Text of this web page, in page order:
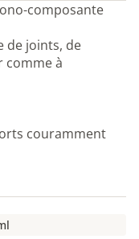
composante
de joints, de
comme à
couramment